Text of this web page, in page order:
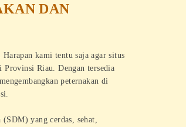
DAN
kami tentu saja agar situs
Provinsi Riau. Dengan tersedia
peternakan di
yang cerdas, sehat,